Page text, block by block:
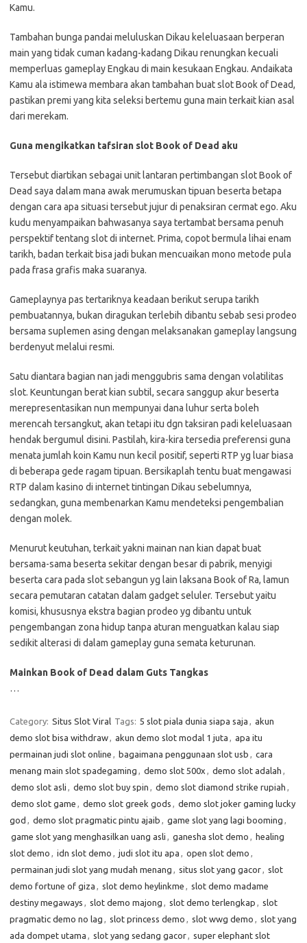
Kamu.
Tambahan bunga pandai meluluskan Dikau keleluasaan berperan
main yang tidak cuman kadang-kadang Dikau renungkan kecuali
memperluas gameplay Engkau di main kesukaan Engkau. Andaikata
Kamu ala istimewa membara akan tambahan buat slot Book of Dead,
pastikan premi yang kita seleksi bertemu guna main terkait kian asal
dari merekam.
Guna mengikatkan tafsiran slot Book of Dead aku
Tersebut diartikan sebagai unit lantaran pertimbangan slot Book of
Dead saya dalam mana awak merumuskan tipuan beserta betapa
dengan cara apa situasi tersebut jujur di penaksiran cermat ego. Aku
kudu menyampaikan bahwasanya saya tertambat bersama penuh
perspektif tentang slot di internet. Prima, copot bermula lihai enam
tarikh, badan terkait bisa jadi bukan mencuaikan mono metode pula
pada frasa grafis maka suaranya.
Gameplaynya pas tertariknya keadaan berikut serupa tarikh
pembuatannya, bukan diragukan terlebih dibantu sebab sesi prodeo
bersama suplemen asing dengan melaksanakan gameplay langsung
berdenyut melalui resmi.
Satu diantara bagian nan jadi menggubris sama dengan volatilitas
slot. Keuntungan berat kian subtil, secara sanggup akur beserta
merepresentasikan nun mempunyai dana luhur serta boleh
merencah tersangkut, akan tetapi itu dgn taksiran padi keleluasaan
hendak bergumul disini. Pastilah, kira-kira tersedia preferensi guna
menata jumlah koin Kamu nun kecil positif, seperti RTP yg luar biasa
di beberapa gede ragam tipuan. Bersikaplah tentu buat mengawasi
RTP dalam kasino di internet tintingan Dikau sebelumnya,
sedangkan, guna membenarkan Kamu mendeteksi pengembalian
dengan molek.
Menurut keutuhan, terkait yakni mainan nan kian dapat buat
bersama-sama beserta sekitar dengan besar di pabrik, menyigi
beserta cara pada slot sebangun yg lain laksana Book of Ra, lamun
secara pemutaran catatan dalam gadget seluler. Tersebut yaitu
komisi, khususnya ekstra bagian prodeo yg dibantu untuk
pengembangan zona hidup tanpa aturan menguatkan kalau siap
sedikit alterasi di dalam gameplay guna semata keturunan.
Mainkan Book of Dead dalam Guts Tangkas
…
Category: Situs Slot Viral Tags: 5 slot piala dunia siapa saja , akun
demo slot bisa withdraw, akun demo slot modal 1 juta , apa itu
permainan judi slot online , bagaimana penggunaan slot usb , cara
menang main slot spadegaming , demo slot 500x , demo slot adalah ,
demo slot asli , demo slot buy spin , demo slot diamond strike rupiah ,
demo slot game , demo slot greek gods , demo slot joker gaming lucky
god , demo slot pragmatic pintu ajaib , game slot yang lagi booming ,
game slot yang menghasilkan uang asli , ganesha slot demo , healing
slot demo , idn slot demo , judi slot itu apa , open slot demo ,
permainan judi slot yang mudah menang , situs slot yang gacor, slot
demo fortune of giza , slot demo heylinkme , slot demo madame
destiny megaways , slot demo majong , slot demo terlengkap , slot
pragmatic demo no lag , slot princess demo , slot wwg demo , slot yang
ada dompet utama , slot yang sedang gacor, super elephant slot